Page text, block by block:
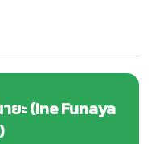
ยะ (Ine Funaya